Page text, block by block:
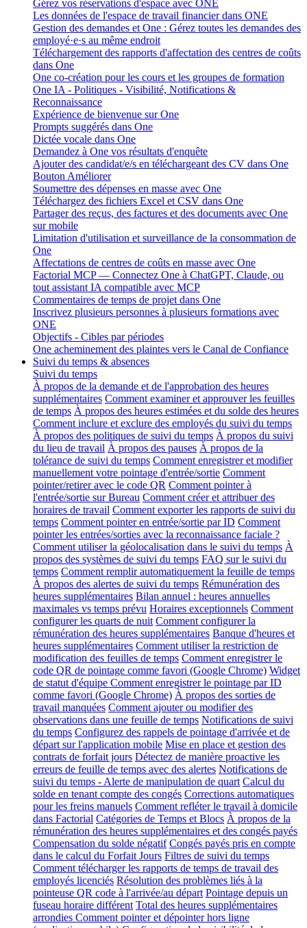
Gérez vos réservations d'espace avec ONE
Les données de l'espace de travail financier dans ONE
Gestion des demandes et One : Gérez toutes les demandes des
employé·e·s au même endroit
Téléchargement des rapports d'affectation des centres de coûts
dans One
One co-création pour les cours et les groupes de formation
One IA - Politiques - Visibilité, Notifications &
Reconnaissance
Expérience de bienvenue sur One
Prompts suggérés dans One
Dictée vocale dans One
Demandez à One vos résultats d'enquête
Ajouter des candidat/e/s en téléchargeant des CV dans One
Bouton Améliorer
Soumettre des dépenses en masse avec One
Téléchargez des fichiers Excel et CSV dans One
Partager des reçus, des factures et des documents avec One
sur mobile
Limitation d'utilisation et surveillance de la consommation de
One
Affectations de centres de coûts en masse avec One
Factorial MCP — Connectez One à ChatGPT, Claude, ou
tout assistant IA compatible avec MCP
Commentaires de temps de projet dans One
Inscrivez plusieurs personnes à plusieurs formations avec
ONE
Objectifs - Cibles par périodes
One acheminement des plaintes vers le Canal de Confiance
Suivi du temps & absences
Suivi du temps
À propos de la demande et de l'approbation des heures
supplémentaires Comment examiner et approuver les feuilles
de temps À propos des heures estimées et du solde des heures
Comment inclure et exclure des employés du suivi du temps
À propos des politiques de suivi du temps À propos du suivi
du lieu de travail À propos des pauses À propos de la
tolérance de suivi du temps Comment enregistrer et modifier
manuellement votre pointage d'entrée/sortie Comment
pointer/retirer avec le code QR Comment pointer à
l'entrée/sortie sur Bureau Comment créer et attribuer des
horaires de travail Comment exporter les rapports de suivi du
temps Comment pointer en entrée/sortie par ID Comment
pointer les entrées/sorties avec la reconnaissance faciale ?
Comment utiliser la géolocalisation dans le suivi du temps À
propos des systèmes de suivi du temps FAQ sur le suivi du
temps Comment remplir automatiquement la feuille de temps
À propos des alertes de suivi du temps Rémunération des
heures supplémentaires Bilan annuel : heures annuelles
maximales vs temps prévu Horaires exceptionnels Comment
configurer les quarts de nuit Comment configurer la
rémunération des heures supplémentaires Banque d'heures et
heures supplémentaires Comment utiliser la restriction de
modification des feuilles de temps Comment enregistrer le
code QR de pointage comme favori (Google Chrome) Widget
de statut d'équipe Comment enregistrer le pointage par ID
comme favori (Google Chrome) À propos des sorties de
travail manquées Comment ajouter ou modifier des
observations dans une feuille de temps Notifications de suivi
du temps Configurez des rappels de pointage d'arrivée et de
départ sur l'application mobile Mise en place et gestion des
contrats de forfait jours Détectez de manière proactive les
erreurs de feuille de temps avec des alertes Notifications de
suivi du temps - Alerte de manipulation de quart Calcul du
solde en tenant compte des congés Corrections automatiques
pour les freins manuels Comment refléter le travail à domicile
dans Factorial Catégories de Temps et Blocs À propos de la
rémunération des heures supplémentaires et des congés payés
Compensation du solde négatif Congés payés pris en compte
dans le calcul du Forfait Jours Filtres de suivi du temps
Comment télécharger les rapports de temps de travail des
employés licenciés Résolution des problèmes liés à la
pointeuse QR code à l'arrivée/au départ Pointage depuis un
fuseau horaire différent Total des heures supplémentaires
arrondies Comment pointer et dépointer hors ligne